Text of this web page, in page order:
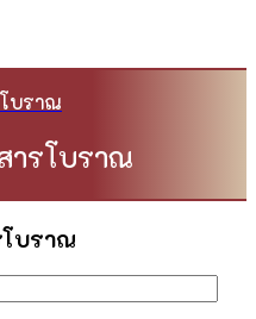
บราณ
ารโบราณ
โบราณ